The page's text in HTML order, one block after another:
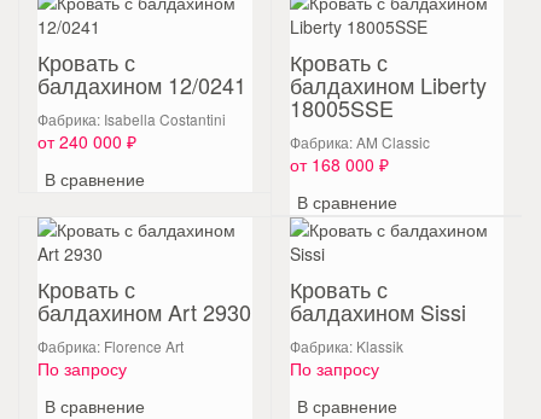
Кровать с
балдахином 12/0241
Фабрика: Isabella Costantini
от 240 000 ₽
В сравнение
Кровать с
балдахином Liberty
18005SSE
Фабрика: AM Classic
от 168 000 ₽
В сравнение
Кровать с
балдахином Art 2930
Фабрика: Florence Art
По запросу
В сравнение
Кровать с
балдахином Sissi
Фабрика: Klassik
По запросу
В сравнение